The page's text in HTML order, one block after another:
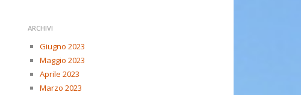
ARCHIVI
Giugno 2023
Maggio 2023
Aprile 2023
Marzo 2023